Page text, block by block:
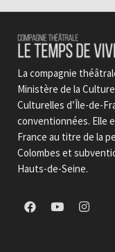
La compagnie
Ministère de la
Culturelles d’Île-de-
conventionnées. Elle
France au titre de la
Colombes et
Hauts-de-Seine.